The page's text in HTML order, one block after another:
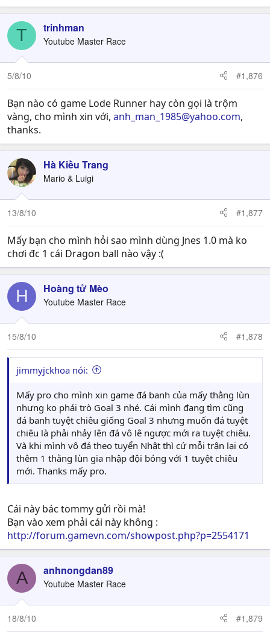
T trinhman
Youtube Master Race
5/8/10 #1,876
Bạn nào có game Lode Runner hay còn gọi là trộm
vàng, cho mình xin với, anh_man_1985@yahoo.com,
thanks.
Hà Kiều Trang
Mario & Luigi
13/8/10 #1,877
Mấy bạn cho mình hỏi sao mình dùng Jnes 1.0 mà ko
chơi đc 1 cái Dragon ball nào vậy :(
H Hoàng tử Mèo
Youtube Master Race
15/8/10 #1,878
jimmyjckhoa nói:
Mấy pro cho mình xin game đá banh của mấy thằng lùn
nhưng ko phải trò Goal 3 nhé. Cái mình đang tìm cũng
đá banh tuyệt chiêu giống Goal 3 nhưng muốn đá tuyệt
chiêu là phải nhảy lên đá vô lê ngược mới ra tuyệt chiêu.
Và khi mình vô đá theo tuyển Nhật thì cứ mỗi trận lại có
thêm 1 thằng lùn gia nhập đội bóng với 1 tuyệt chiêu
mới. Thanks mấy pro.
Cái này bác tommy gửi rồi mà!
Bạn vào xem phải cái này không :
http://forum.gamevn.com/showpost.php?p=2554171
A anhnongdan89
Youtube Master Race
18/8/10 #1,879